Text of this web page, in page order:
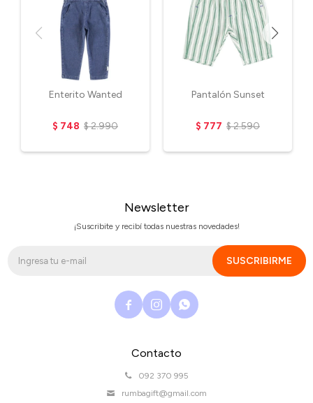
Enterito Wanted
$ 748 $2.990
Pantalón Sunset
$ 777 $2.590
Contacto
092 370 995
rumbagift@gmail.com
Newsletter
¡Suscribite y recibí todas nuestras novedades!
SUSCRIBIRME
  